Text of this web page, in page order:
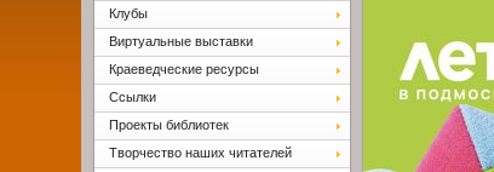
Клубы
Виртуальные выставки
Краеведческие ресурсы
Ссылки
Проекты библиотек
Творчество наших читателей